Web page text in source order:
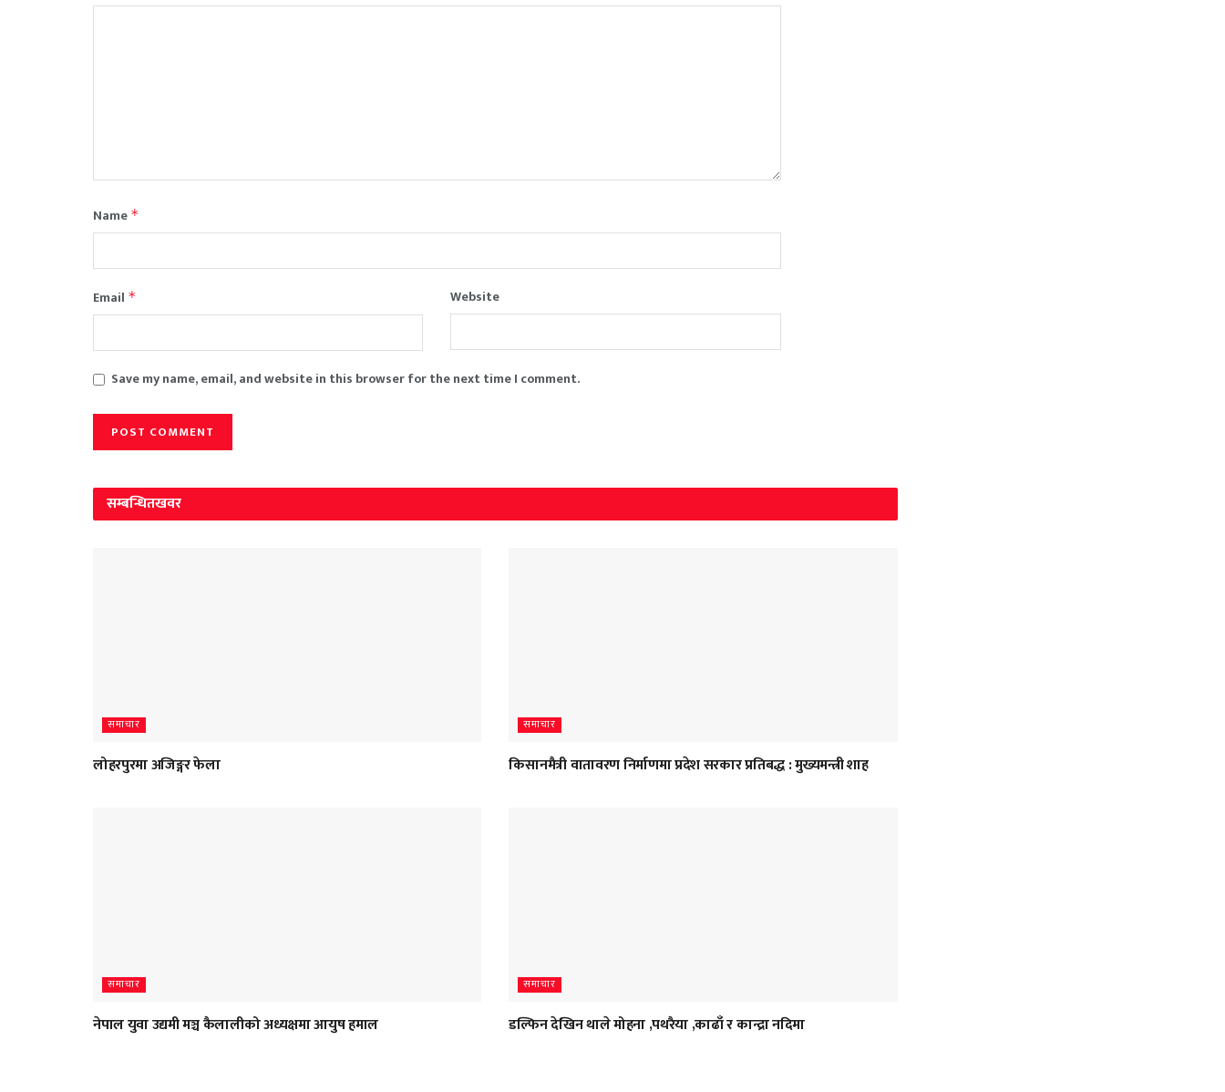
Name *
Email * Website
Save my name, email, and website in this browser for the next time I comment.
सम्बन्धितखवर
समाचार
लोहरपुरमा अजिङ्गर फेला
समाचार
किसानमैत्री वातावरण निर्माणमा प्रदेश सरकार प्रतिबद्ध : मुख्यमन्त्री शाह
समाचार
नेपाल युवा उद्यमी मञ्च कैलालीको अध्यक्षमा आयुष हमाल
समाचार
डल्फिन देखिन थाले मोहना ,पथरैया ,काढाँ र कान्द्रा नदिमा